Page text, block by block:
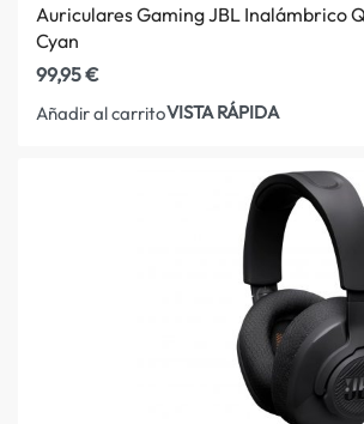
Auriculares Gaming JBL Inalámbrico
Cyan
99,95€
Añadir al carritoVISTA RÁPIDA